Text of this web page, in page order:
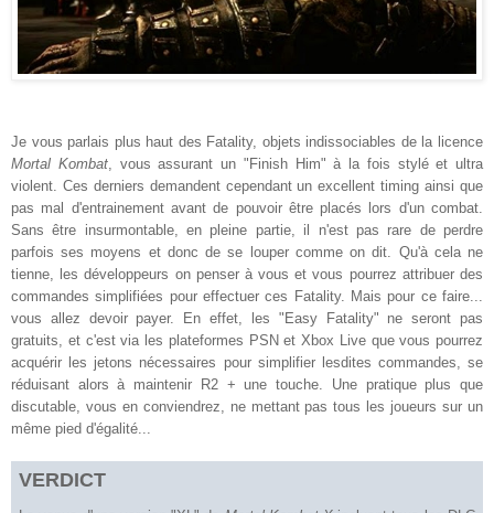
Je vous parlais plus haut des Fatality, objets indissociables de la licence
Mortal Kombat, vous assurant un "Finish Him" à la fois stylé et ultra
violent. Ces derniers demandent cependant un excellent timing ainsi que
pas mal d'entrainement avant de pouvoir être placés lors d'un combat.
Sans être insurmontable, en pleine partie, il n'est pas rare de perdre
parfois ses moyens et donc de se louper comme on dit. Qu'à cela ne
tienne, les développeurs on penser à vous et vous pourrez attribuer des
commandes simplifiées pour effectuer ces Fatality. Mais pour ce faire...
vous allez devoir payer. En effet, les "Easy Fatality" ne seront pas
gratuits, et c'est via les plateformes PSN et Xbox Live que vous pourrez
acquérir les jetons nécessaires pour simplifier lesdites commandes, se
réduisant alors à maintenir R2 + une touche. Une pratique plus que
discutable, vous en conviendrez, ne mettant pas tous les joueurs sur un
même pied d'égalité...
VERDICT